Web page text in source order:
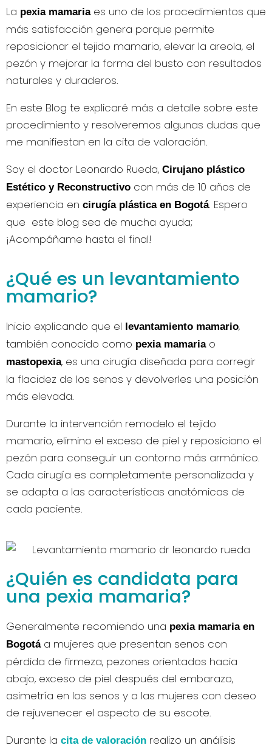
La pexia mamariaes uno de los procedimientos que
más satisfacción genera porque permite
reposicionar el tejido mamario, elevar la areola, el
pezón y mejorar la forma del busto con resultados
naturales y duraderos.
En este Blog te explicaré más a detalle sobre este
procedimiento y resolveremos algunas dudas que
me manifiestan en la cita de valoración.
Soy el doctor Leonardo Rueda, Cirujano plástico
Estético y Reconstructivo con más de 10 años de
experiencia en cirugía plástica en Bogotá. Espero
que este blog sea de mucha ayuda;
¡Acompáñame hasta el final!
¿Qué es un levantamiento
mamario?
Inicio explicando que el levantamiento mamario,
también conocido como pexia mamariao
mastopexia, es una cirugía diseñada para corregir
la flacidez de los senos y devolverles una posición
más elevada.
Durante la intervención remodelo el tejido
mamario, elimino el exceso de piel y reposiciono el
pezón para conseguir un contorno más armónico.
Cada cirugía es completamente personalizada y
se adapta a las características anatómicas de
cada paciente.
¿Quién es candidata para
una pexia mamaria?
Generalmente recomiendo una pexia mamaria en
Bogotá a mujeres que presentan senos con
pérdida de firmeza, pezones orientados hacia
abajo, exceso de piel después del embarazo,
asimetría en los senos y a las mujeres con deseo
de rejuvenecer el aspecto de su escote.
Durante la cita de valoración realizo un análisis